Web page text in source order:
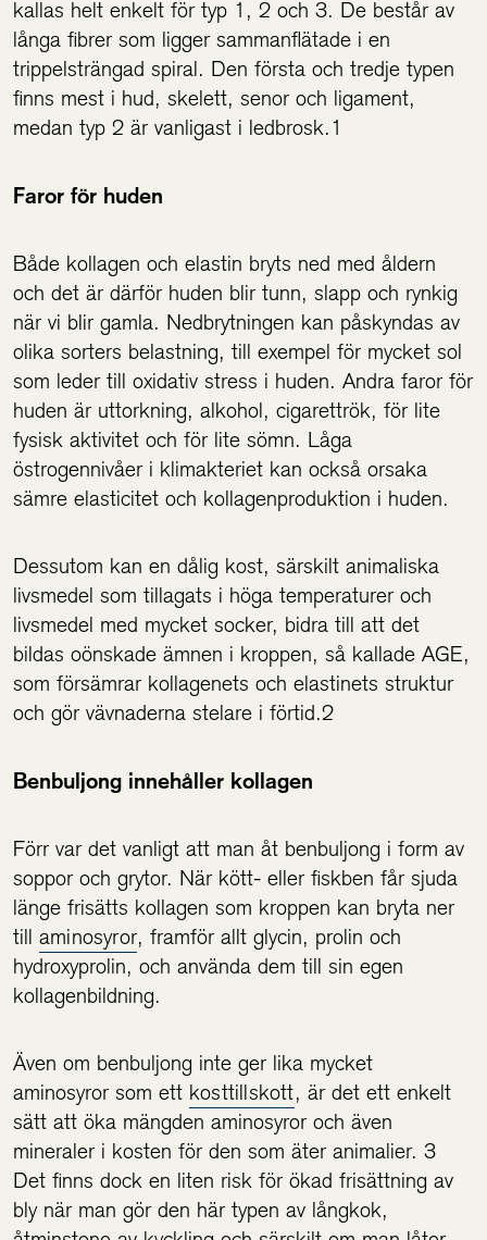
kallas helt enkelt för typ 1, 2 och 3. De består av
långa fibrer som ligger sammanflätade i en
trippelsträngad spiral. Den första och tredje typen
finns mest i hud, skelett, senor och ligament,
medan typ 2 är vanligast i ledbrosk.1
Faror för huden
Både kollagen och elastin bryts ned med åldern
och det är därför huden blir tunn, slapp och rynkig
när vi blir gamla. Nedbrytningen kan påskyndas av
olika sorters belastning, till exempel för mycket sol
som leder till oxidativ stress i huden. Andra faror för
huden är uttorkning, alkohol, cigarettrök, för lite
fysisk aktivitet och för lite sömn. Låga
östrogennivåer i klimakteriet kan också orsaka
sämre elasticitet och kollagenproduktion i huden.
Dessutom kan en dålig kost, särskilt animaliska
livsmedel som tillagats i höga temperaturer och
livsmedel med mycket socker, bidra till att det
bildas oönskade ämnen i kroppen, så kallade AGE,
som försämrar kollagenets och elastinets struktur
och gör vävnaderna stelare i förtid.2
Benbuljong innehåller kollagen
Förr var det vanligt att man åt benbuljong i form av
soppor och grytor. När kött- eller fiskben får sjuda
länge frisätts kollagen som kroppen kan bryta ner
till aminosyror, framför allt glycin, prolin och
hydroxyprolin, och använda dem till sin egen
kollagenbildning.
Även om benbuljong inte ger lika mycket
aminosyror som ett kosttillskott, är det ett enkelt
sätt att öka mängden aminosyror och även
mineraler i kosten för den som äter animalier. 3
Det finns dock en liten risk för ökad frisättning av
bly när man gör den här typen av långkok,